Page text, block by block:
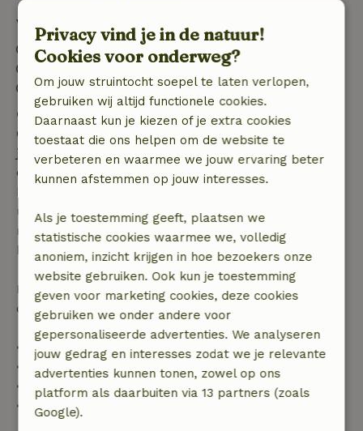
Verblijfdetails
Inchecken: 16:00- 21:30
Vuurwerkvrije omgeving
Gratis annuleren binnen 7 dagen
Gratis annuleren binnen 7 dagen na bevestiging van
je boeking, bij een boekingsaanvraag meer dan 28
dagen voor aanvang. Bij een boeking met aanvang
binnen 28 dagen geldt gratis annuleren binnen 24
uur. Bij annulering binnen gestelde periode heb je
recht op volledige terugbetaling van het
boekingsbedrag.
Daarna krijg je een deel van de reissom en 100% van
de borg terugbetaald:
• tot 42 dagen voor aankomst: 70% terugbetaald
• 42–28 dagen voor aankomst: 40% terugbetaald
• 28 dagen tot de aankomstdag: 10% terugbetaald
• op de aankomstdag of later: geen terugbetaling
Privacy vind je in de natuur!
Cookies voor onderweg?
Om jouw struintocht soepel te laten verlopen,
gebruiken wij altijd functionele cookies.
Daarnaast kun je kiezen of je extra cookies
toestaat die ons helpen om de website te
verbeteren en waarmee we jouw ervaring beter
kunnen afstemmen op jouw interesses.
Als je toestemming geeft, plaatsen we
statistische cookies waarmee we, volledig
anoniem, inzicht krijgen in hoe bezoekers onze
website gebruiken. Ook kun je toestemming
geven voor marketing cookies, deze cookies
gebruiken we onder andere voor
gepersonaliseerde advertenties. We analyseren
jouw gedrag en interesses zodat we je relevante
advertenties kunnen tonen, zowel op ons
platform als daarbuiten via 13 partners (zoals
Google).